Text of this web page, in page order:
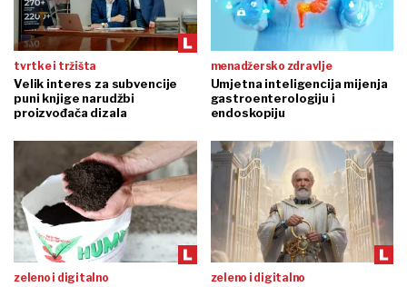
tvrtke i tržišta
Velik interes za subvencije
puni knjige narudžbi
proizvođača dizala
menadžersko zdravlje
Umjetna inteligencija mijenja
gastroenterologiju i
endoskopiju
zeleno i digitalno zeleno i digitalno